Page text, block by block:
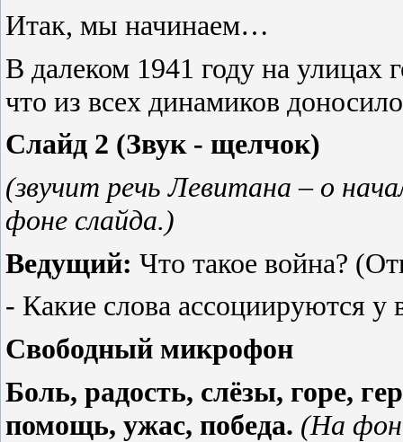
Итак, мы начинаем…
В далеком 1941 году на улицах
что из всех динамиков
Слайд 2 (Звук - щелчок)
(звучит речь Левитана – о
фоне слайда.)
Ведущий: Что такое война?
- Какие слова ассоциируются у
Свободный микрофон
Боль, радость, слёзы, горе,
помощь, ужас, победа. (На